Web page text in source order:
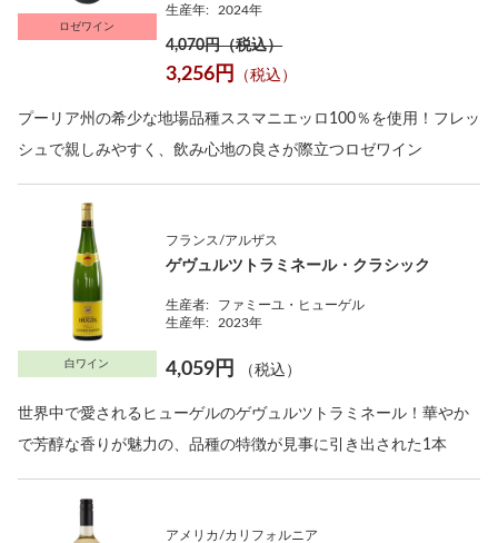
ロゼワイン
生産年:
2024年
4,070円（税込）
3,256円 （税込）
プーリア州の希少な地場品種ススマニエッロ100％を使用！フレッ
シュで親しみやすく、飲み心地の良さが際立つロゼワイン
白ワイン
フランス/アルザス
ゲヴュルツトラミネール・クラシック
生産者:
ファミーユ・ヒューゲル
生産年:
2023年
4,059円 （税込）
世界中で愛されるヒューゲルのゲヴュルツトラミネール！華やか
で芳醇な香りが魅力の、品種の特徴が見事に引き出された1本
アメリカ/カリフォルニア